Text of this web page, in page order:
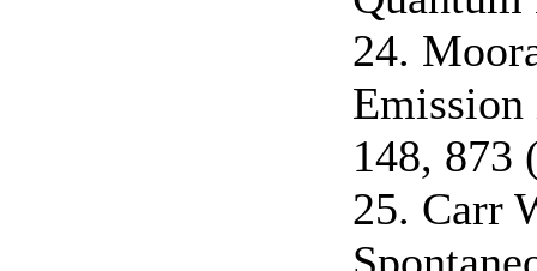
24.
Emission
148, 873
25. Carr